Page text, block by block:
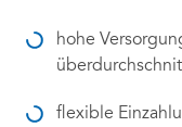
hohe
flexible